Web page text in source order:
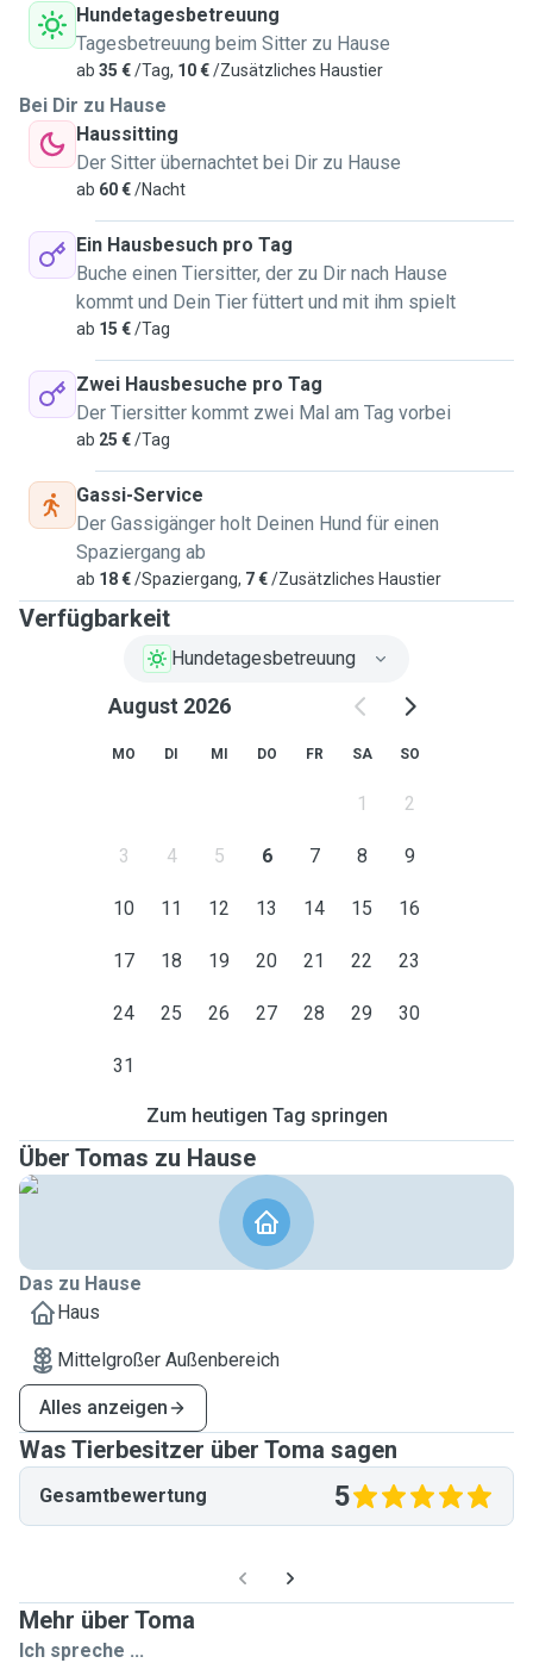
Hundetagesbetreuung
Tagesbetreuung beim Sitter zu Hause
ab 35 €/Tag, 10 €/Zusätzliches Haustier
Bei Dir zu Hause
Haussitting
Der Sitter übernachtet bei Dir zu Hause
ab 60 €/Nacht
Ein Hausbesuch pro Tag
Buche einen Tiersitter, der zu Dir nach Hause
kommt und Dein Tier füttert und mit ihm spielt
ab 15 €/Tag
Zwei Hausbesuche pro Tag
Der Tiersitter kommt zwei Mal am Tag vorbei
ab 25 €/Tag
Gassi-Service
Der Gassigänger holt Deinen Hund für einen
Spaziergang ab
ab 18 €/Spaziergang, 7 €/Zusätzliches Haustier
Verfügbarkeit
Hundetagesbetreuung
August 2026
MO DI MI DO FR SA SO
1 2
3 4 5 6 7 8 9
10 11 12 13 14 15 16
17 18 19 20 21 22 23
24 25 26 27 28 29 30
31
Zum heutigen Tag springen
Über Tomas zu Hause
Das zu Hause
Haus
Mittelgroßer Außenbereich
Alles anzeigen
Was Tierbesitzer über Toma sagen
Gesamtbewertung 5
Mehr über Toma
Ich spreche ...